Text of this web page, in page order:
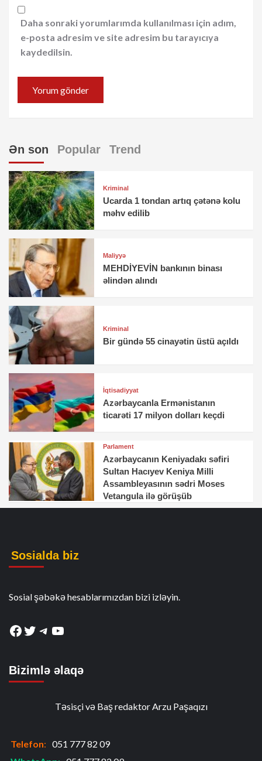
Daha sonraki yorumlarımda kullanılması için adım,
e-posta adresim ve site adresim bu tarayıcıya
kaydedilsin.
Ən son Popular Trend
Kriminal
Ucarda 1 tondan artıq çətənə kolu
məhv edilib
Maliyyə
MEHDİYEVİN bankının binası
əlindən alındı
Kriminal
Bir gündə 55 cinayətin üstü açıldı
İqtisadiyyat
Azərbaycanla Ermənistanın
ticarəti 17 milyon dolları keçdi
Parlament
Azərbaycanın Keniyadakı səfiri
Sultan Hacıyev Keniya Milli
Assambleyasının sədri Moses
Vetangula ilə görüşüb
Sosialda biz
Sosial şəbəkə hesablarımızdan bizi izləyin.
Facebook
Twitter
Telegram
YouTube
Bizimlə əlaqə
Təsisçi və Baş redaktor Arzu Paşaqızı
Telefon: 051 777 82 09